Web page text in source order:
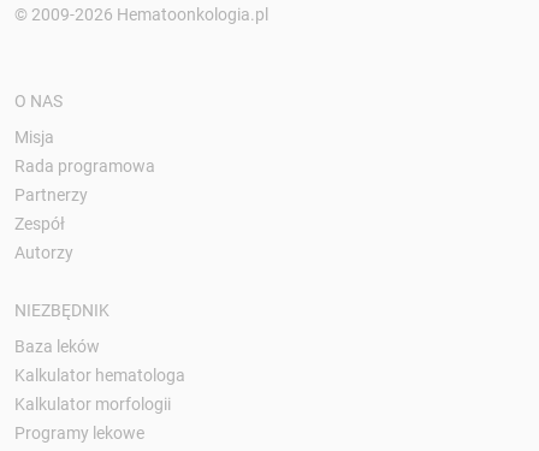
© 2009-2026 Hematoonkologia.pl
O NAS
Misja
Rada programowa
Partnerzy
Zespół
Autorzy
NIEZBĘDNIK
Baza leków
Kalkulator hematologa
Kalkulator morfologii
Programy lekowe